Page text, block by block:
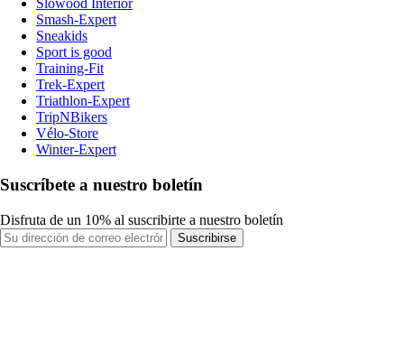
Slowood Interior
Smash-Expert
Sneakids
Sport is good
Training-Fit
Trek-Expert
Triathlon-Expert
TripNBikers
Vélo-Store
Winter-Expert
Suscríbete a nuestro boletín
Disfruta de un 10% al suscribirte a nuestro boletín
Suscribirse